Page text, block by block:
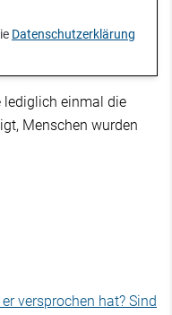
Datenschutzerklärung
lediglich einmal die
Menschen wurden
versprochen hat? Sind